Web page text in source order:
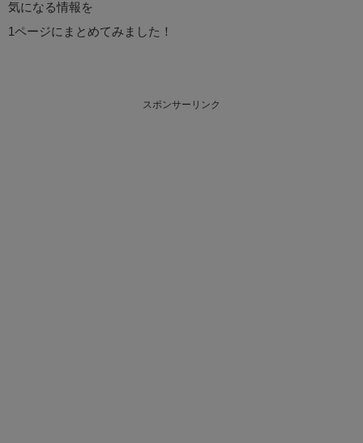
気になる情報を
1ページにまとめてみました！
スポンサーリンク